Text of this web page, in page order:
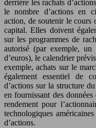
derrière les rachats
le nombre d’actions en
action, de soutenir le cours
capital. Elles doivent
sur les programmes de
autorisé (par exemple,
d’euros), le calendrier
exemple, achats sur le
également essentiel de
d’actions sur la structure
en fournissant des
rendement pour
technologiques
d’actions.